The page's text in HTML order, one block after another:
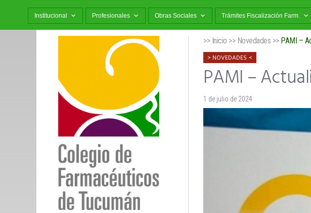
Institucional Profesionales Obras Sociales Trámites Fiscalización Farm.
>> Inicio >> Novedades >> PAMI –
NOVEDADES
PAMI –
1 de julio de 2024